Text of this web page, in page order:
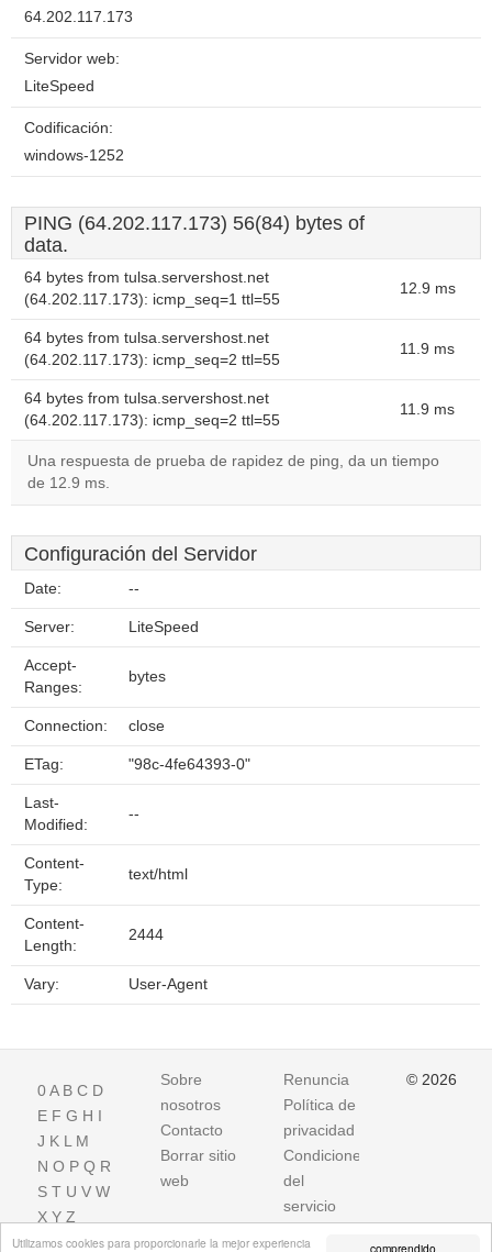
comprendido
Utilizamos cookies para proporcionarle la mejor experiencia
64.202.117.173
Servidor web:
LiteSpeed
Codificación:
windows-1252
PING (64.202.117.173) 56(84) bytes of
data.
64 bytes from tulsa.servershost.net
(64.202.117.173): icmp_seq=1 ttl=55
12.9 ms
64 bytes from tulsa.servershost.net
(64.202.117.173): icmp_seq=2 ttl=55
11.9 ms
64 bytes from tulsa.servershost.net
(64.202.117.173): icmp_seq=2 ttl=55
11.9 ms
Una respuesta de prueba de rapidez de ping, da un tiempo
de 12.9 ms.
Configuración del Servidor
Date: --
Server: LiteSpeed
Accept-
Ranges:
bytes
Connection: close
ETag: "98c-4fe64393-0"
Last-
Modified:
--
Content-
Type:
text/html
Content-
Length:
2444
Vary: User-Agent
0A B C D
E F G H I
J K L M
N O P Q R
S T U V W
X Y Z
Sobre
nosotros
Contacto
Borrar sitio
web
Renuncia
Política de
privacidad
Condiciones
del
servicio
© 2026